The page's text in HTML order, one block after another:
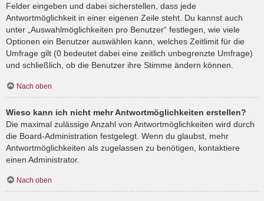
Felder eingeben und dabei sicherstellen, dass jede
Antwortmöglichkeit in einer eigenen Zeile steht. Du kannst auch
unter „Auswahlmöglichkeiten pro Benutzer“ festlegen, wie viele
Optionen ein Benutzer auswählen kann, welches Zeitlimit für die
Umfrage gilt (0 bedeutet dabei eine zeitlich unbegrenzte Umfrage)
und schließlich, ob die Benutzer ihre Stimme ändern können.
Nach oben
Wieso kann ich nicht mehr Antwortmöglichkeiten erstellen?
Die maximal zulässige Anzahl von Antwortmöglichkeiten wird durch
die Board-Administration festgelegt. Wenn du glaubst, mehr
Antwortmöglichkeiten als zugelassen zu benötigen, kontaktiere
einen Administrator.
Nach oben